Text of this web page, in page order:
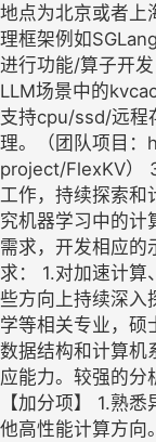
地点为北京或者上
理框架例如
进行功能/算子开
LLM场景中的
支持cpu/ssd/远程
理。（团队项目
project/FlexKV）
工作，持续探索和
究机器学习中的计
需求，开发相应的
求： 1.对加速计
些方向上持续深入
学等相关专业，硕
数据结构和计算机
应能力。较强的分
【加分项】 1.熟
他高性能计算方向